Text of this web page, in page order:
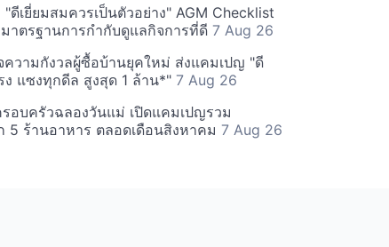
"ดีเยี่ยมสมควรเป็นตัวอย่าง" AGM Checklist
าตรฐานการกำกับดูแลกิจการที่ดี 7 Aug 26
ความกังวลผู้ซื้อบ้านยุคใหม่ ส่งแคมเปญ "ดี
ง แซงทุกดีล สูงสุด 1 ล้าน*" 7 Aug 26
อบครัวฉลองวันแม่ เปิดแคมเปญรวม
5 ร้านอาหาร ตลอดเดือนสิงหาคม 7 Aug 26